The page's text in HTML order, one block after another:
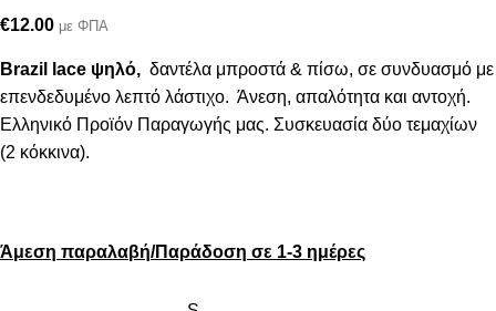
€12.00 με ΦΠΑ
Brazil lace ψηλό, δαντέλα μπροστά & πίσω, σε συνδυασμό με
επενδεδυμένο λεπτό λάστιχο. Άνεση, απαλότητα και αντοχή.
Ελληνικό Προϊόν Παραγωγής μας. Συσκευασία δύο τεμαχίων
(2 κόκκινα).
Άμεση παραλαβή/Παράδοση σε 1-3 ημέρες